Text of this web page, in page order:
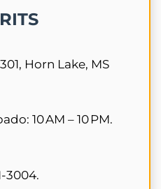
Horn Lake, MS
10 AM – 10 PM.
3004.